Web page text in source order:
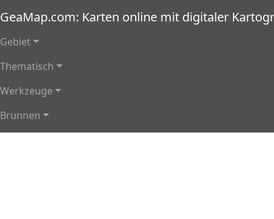
GeaMap.com: Karten online mit digitaler
Hauptnavigation
Gebiet
Thematisch
Werkzeuge
Brunnen